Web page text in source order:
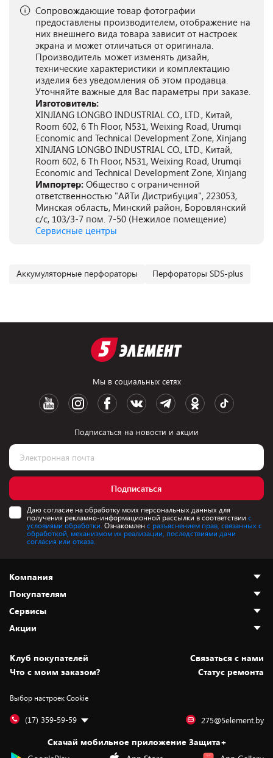
Сопровождающие товар фотографии
предоставлены производителем, отображение на
них внешнего вида товара зависит от настроек
экрана и может отличаться от оригинала.
Производитель может изменять дизайн,
технические характеристики и комплектацию
изделия без уведомления об этом продавца.
Уточняйте важные для Вас параметры при заказе.
Изготовитель:
XINJIANG LONGBO INDUSTRIAL CO., LTD., Китай,
Room 602, 6 Th Floor, N531, Weixing Road, Urumqi
Economic and Technical Development Zone, Xinjang
XINJIANG LONGBO INDUSTRIAL CO., LTD., Китай,
Room 602, 6 Th Floor, N531, Weixing Road, Urumqi
Economic and Technical Development Zone, Xinjang
Импортер: Общество с ограниченной
ответственностью "АйТи Дистрибуция", 223053,
Минская область, Минский район, Боровлянский
с/с, 103/3-7 пом. 7-50 (Нежилое помещение)
Сервисные центры
Аккумуляторные перфораторы Перфораторы SDS-plus
Мы в социальных сетях
Подписаться на новости и акции
Подписаться
Даю согласие на обработку моих персональных данных для
получения рекламно-информационной рассылки в соответствии с
условиями обработки. Ознакомлен с разъяснением прав, связанных с
обработкой, механизмом их реализации, последствиями дачи
согласия или отказа.
Компания
О нас
Адреса магазинов
Новости
Статьи и обзоры
Вакансии
Дай пять добру!
Покупателям
Как сделать заказ
Оплата и доставка
Безналичный расчёт
Обмен и возврат товара
Обработка персональных данных
Подарочные карты
Сервисы
Установка техники
Для игровых консолей
Для мобильных устройств
Для компьютеров
Сервисные центры
Акции
Скидки и промокоды
Белорусские товары
Бонусы
Оплата частями
Новинки
Клуб покупателей
Cвязаться с нами
Что с моим заказом?
Статус ремонта
Выбор настроек Cookie
(17) 359-59-59 275@5element.by
Скачай мобильное приложение Защита+